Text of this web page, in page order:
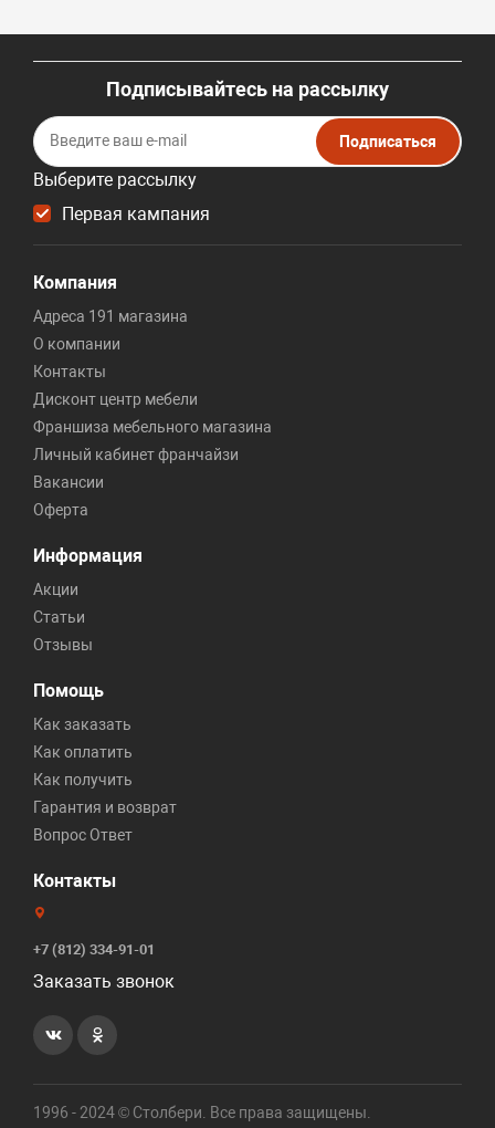
Подписывайтесь на рассылку
Выберите рассылку
Первая кампания
Подписаться
Компания
Адреса 191 магазина
О компании
Контакты
Дисконт центр мебели
Франшиза мебельного магазина
Личный кабинет франчайзи
Вакансии
Оферта
Информация
Акции
Статьи
Отзывы
Помощь
Как заказать
Как оплатить
Как получить
Гарантия и возврат
Вопрос Ответ
Контакты
+7 (812) 334-91-01
Заказать звонок
1996 - 2024 © Столбери. Все права защищены.